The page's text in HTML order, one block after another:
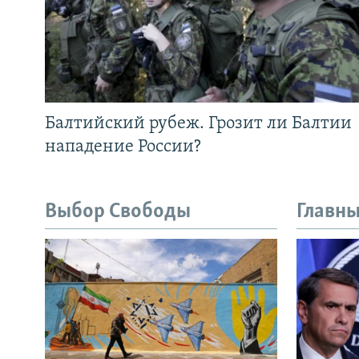
Балтийский рубеж. Грозит ли Балтии
нападение России?
Выбор Свободы